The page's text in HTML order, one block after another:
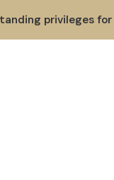
privileges